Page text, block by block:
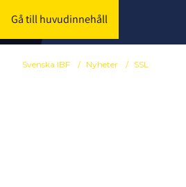
Gå till huvudinnehåll
Svenska IBF / Nyheter / SSL